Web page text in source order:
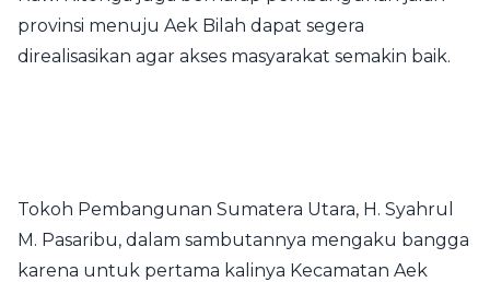
provinsi menuju Aek Bilah dapat segera
direalisasikan agar akses masyarakat semakin baik.
Tokoh Pembangunan Sumatera Utara, H. Syahrul
M. Pasaribu, dalam sambutannya mengaku bangga
karena untuk pertama kalinya Kecamatan Aek